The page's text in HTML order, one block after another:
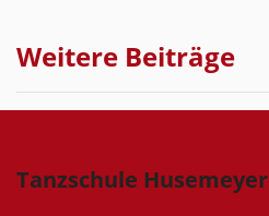
Weitere Beiträge
Tanzschule Husemeyer